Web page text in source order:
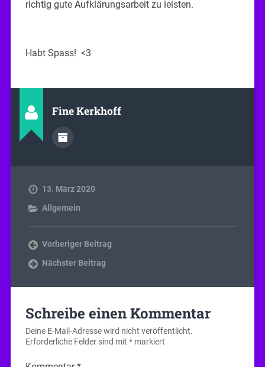
richtig gute Aufklärungsarbeit zu leisten.
Habt Spass! <3
Fine Kerkhoff
13. März 2020
Allgemein
Vorheriger Beitrag
Nächster Beitrag
Schreibe einen Kommentar
Deine E-Mail-Adresse wird nicht veröffentlicht.
Erforderliche Felder sind mit *markiert